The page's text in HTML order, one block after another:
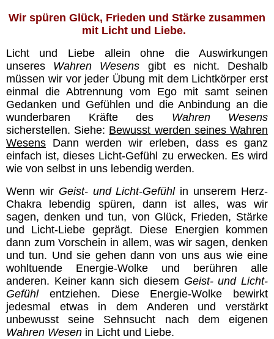
Essener Schriftrollen
Das Gesetz des Einen (RA)
Weisheiten
Impressum & Datenschutz-
Erklärung
Oriano´s Blog
Direkter Kontakt
Mitglieder
Wir spüren Glück, Frieden und Stärke zusammen
mit Licht und Liebe.
Licht und Liebe allein ohne die Auswirkungen
unseres Wahren Wesens gibt es nicht. Deshalb
müssen wir vor jeder Übung mit dem Lichtkörper erst
einmal die Abtrennung vom Ego mit samt seinen
Gedanken und Gefühlen und die Anbindung an die
wunderbaren Kräfte des Wahren Wesens
sicherstellen. Siehe: Bewusst werden seines Wahren
Wesens Dann werden wir erleben, dass es ganz
einfach ist, dieses Licht-Gefühl zu erwecken. Es wird
wie von selbst in uns lebendig werden.
Wenn wir Geist- und Licht-Gefühl in unserem Herz-
Chakra lebendig spüren, dann ist alles, was wir
sagen, denken und tun, von Glück, Frieden, Stärke
und Licht-Liebe geprägt. Diese Energien kommen
dann zum Vorschein in allem, was wir sagen, denken
und tun. Und sie gehen dann von uns aus wie eine
wohltuende Energie-Wolke und berühren alle
anderen. Keiner kann sich diesem Geist- und Licht-
Gefühlentziehen. Diese Energie-Wolke bewirkt
jedesmal etwas in dem Anderen und verstärkt
unbewusst seine Sehnsucht nach dem eigenen
Wahren Wesen in Licht und Liebe.